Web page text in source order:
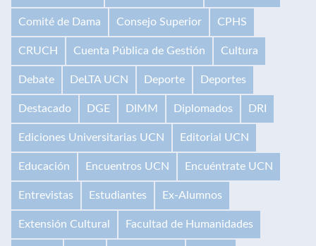
Comité de Dama Consejo Superior CPHS
CRUCH Cuenta Pública de Gestión Cultura
Debate DeLTA UCN Deporte Deportes
Destacado DGE DIMM Diplomados DRI
Ediciones Universitarias UCN Editorial UCN
Educación Encuentros UCN Encuéntrate UCN
Entrevistas Estudiantes Ex-Alumnos
Extensión Cultural Facultad de Humanidades